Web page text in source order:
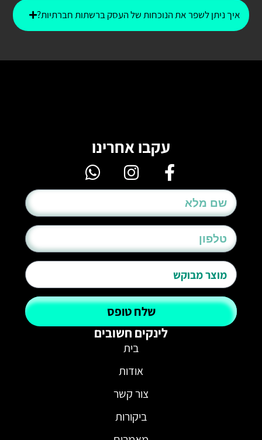
איך ניתן לשפר את הנוכחות של העסק ברשתות חברתיות?
עקבו אחרינו
שלח טופס
לינקים חשובים
בית
אודות
צור קשר
ביקורות